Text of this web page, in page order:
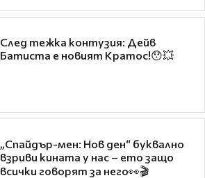
След тежка контузия: Дейв
Батиста е новият Кратос!😯💥
„Спайдър-мен: Нов ден“ буквално
взриви кината у нас – ето защо
всички говорят за него👀🎬